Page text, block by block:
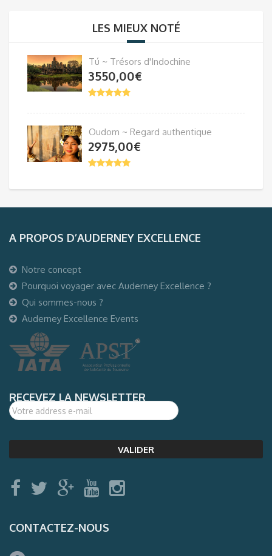
LES MIEUX NOTÉ
Tú ~ Trésors d'Indochine
3550,00€
Oudom ~ Regard authentique
2975,00€
A PROPOS D’AUDERNEY EXCELLENCE
Notre concept
Pourquoi voyager avec Auderney Excellence ?
Qui sommes-nous ?
Auderney Excellence Events
RECEVEZ LA NEWSLETTER
CONTACTEZ-NOUS